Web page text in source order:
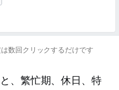
数回クリックするだけです
、繁忙期、休日、特